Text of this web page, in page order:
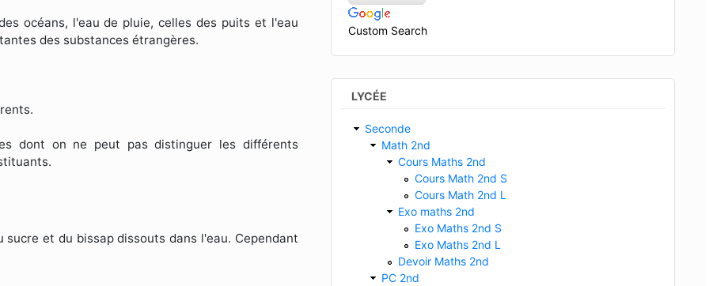
océans, l'eau de pluie, celles des puits et l'eau
des substances étrangères.
dont on ne peut pas distinguer les différents
et du bissap dissouts dans l'eau. Cependant
Custom Search
LYCÉE
Seconde
Math 2nd
Cours Maths 2nd
Cours Math 2nd S
Cours Math 2nd L
Exo maths 2nd
Exo Maths 2nd S
Exo Maths 2nd L
Devoir Maths 2nd
PC 2nd